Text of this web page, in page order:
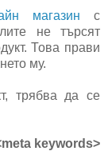
магазин с
не търсят
Това прави
му.
трябва да се
keywords>